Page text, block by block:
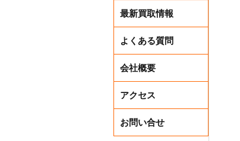
最新買取情報
よくある質問
会社概要
アクセス
お問い合せ